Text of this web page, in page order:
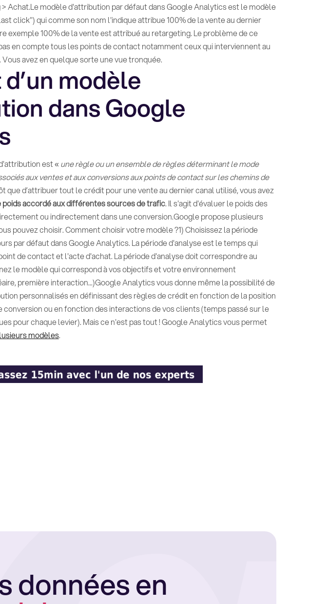
Achat.Le modèle d'attribution par défaut dans Google Analytics est le modèle
click") qui comme son nom l'indique attribue 100% de la vente au dernier
exemple 100% de la vente est attribué au retargeting. Le problème de ce
en compte tous les points de contact notamment ceux qui interviennent au
avez en quelque sorte une vue tronquée.
modèle
dans Google
est « une règle ou un ensemble de règles déterminant le mode
aux ventes et aux conversions aux points de contact sur les chemins de
que d’attribuer tout le crédit pour une vente au dernier canal utilisé, vous avez
poids accordé aux différentes sources de trafic. Il s'agit d'évaluer le poids des
ou indirectement dans une conversion.Google propose plusieurs
pouvez choisir. Comment choisir votre modèle ?1) Choisissez la période
par défaut dans Google Analytics. La période d'analyse est le temps qui
de contact et l'acte d'achat. La période d'analyse doit correspondre au
le modèle qui correspond à vos objectifs et votre environnement
première interaction...)Google Analytics vous donne même la possibilité de
personnalisés en définissant des règles de crédit en fonction de la position
conversion ou en fonction des interactions de vos clients (temps passé sur le
pour chaque levier). Mais ce n'est pas tout ! Google Analytics vous permet
modèles.
données en